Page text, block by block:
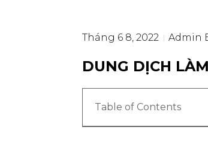
Tháng 6 8, 2022 Admin
DUNG DỊCH
Table of Contents